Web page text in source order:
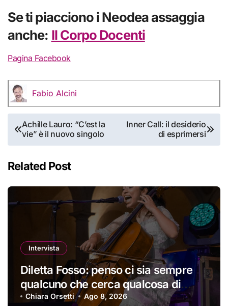
Se ti piacciono i Neodea assaggia
anche: Il Corpo Docenti
Pagina Facebook
Fabio Alcini
Navigazione
articoli
Achille Lauro: “C’est la
vie” è il nuovo singolo
Inner Call: il desiderio
di esprimersi
Related Post
Intervista
Diletta Fosso: penso ci sia sempre
qualcuno che cerca qualcosa di
nuovo
Chiara Orsetti Ago 8, 2026